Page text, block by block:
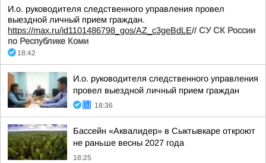
И.о. руководителя следственного управления провел
выездной личный прием граждан.
https://max.ru/id1101486798_gos/AZ_c3geBdLE// СУ СК России
по Республике Коми
18:42
И.о. руководителя следственного управления
провел выездной личный прием граждан
18:36
Бассейн «Аквалидер» в Сыктывкаре откроют
не раньше весны 2027 года
18:25